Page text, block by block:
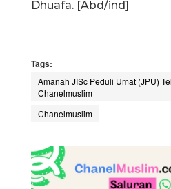
Dhuafa. [Abd/ind]
Tags:
Amanah JISc Peduli Umat (JPU)
Chanelmuslim
Chanelmuslim